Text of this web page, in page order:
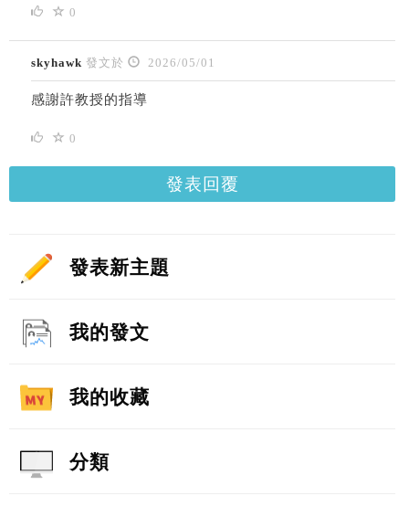
0
skyhawk 發文於 2026/05/01
感謝許教授的指導
0
發表回覆
發表新主題
我的發文
我的收藏
分類